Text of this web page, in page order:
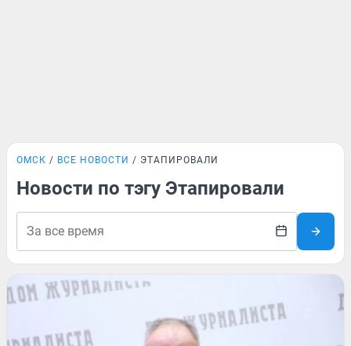
ОМСК ВСЕ НОВОСТИ ЭТАПИРОВАЛИ
Новости по тэгу Этапировали